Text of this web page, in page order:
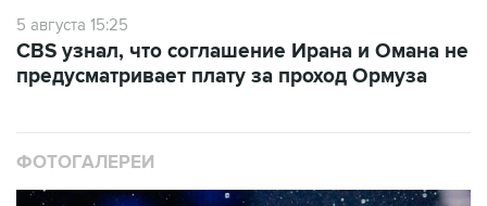
5 августа 15:25
CBS узнал, что соглашение Ирана и Омана не
предусматривает плату за проход Ормуза
ФОТОГАЛЕРЕИ